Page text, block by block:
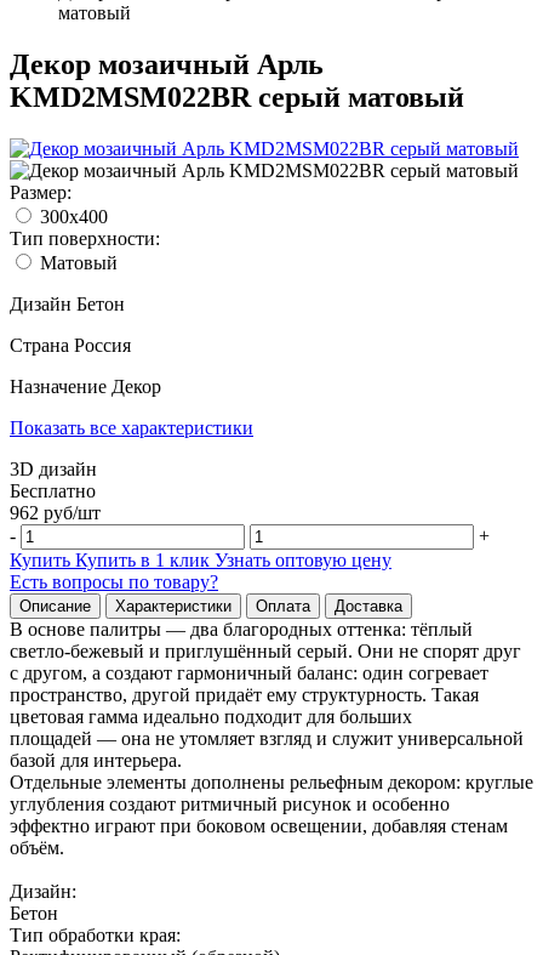
матовый
Декор мозаичный Арль
KMD2MSM022BR серый матовый
Размер:
300x400
Тип поверхности:
Матовый
Дизайн Бетон
Страна Россия
Назначение Декор
Показать все характеристики
3D дизайн
Бесплатно
962 руб/шт
-
+
Купить Купить в 1 клик Узнать оптовую цену
Есть вопросы по товару?
Описание Характеристики Оплата Доставка
В основе палитры — два благородных оттенка: тёплый
светло‑бежевый и приглушённый серый. Они не спорят друг
с другом, а создают гармоничный баланс: один согревает
пространство, другой придаёт ему структурность. Такая
цветовая гамма идеально подходит для больших
площадей — она не утомляет взгляд и служит универсальной
базой для интерьера.
Отдельные элементы дополнены рельефным декором: круглые
углубления создают ритмичный рисунок и особенно
эффектно играют при боковом освещении, добавляя стенам
объём.
Дизайн:
Бетон
Тип обработки края: